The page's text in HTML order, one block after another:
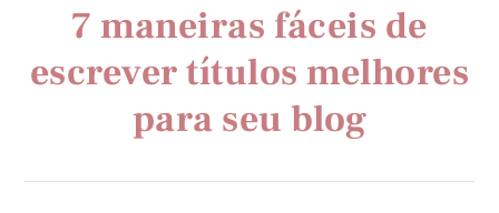
7 maneiras fáceis de
escrever títulos melhores
para seu blog